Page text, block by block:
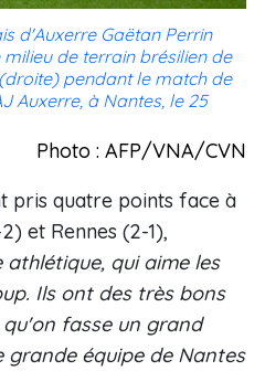
d'Auxerre Gaëtan Perrin
de terrain brésilien de
pendant le match de
Auxerre, à Nantes, le 25
Photo : AFP/VNA/CVN
pris quatre points face à
et Rennes (2-1),
athlétique, qui aime les
Ils ont des très bons
fasse un grand
équipe de Nantes